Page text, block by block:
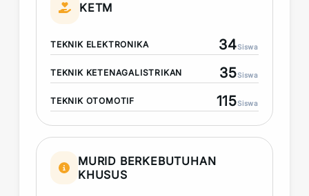
KETM
TEKNIK ELEKTRONIKA 34Siswa
TEKNIK KETENAGALISTRIKAN 35Siswa
TEKNIK OTOMOTIF 115Siswa
MURID BERKEBUTUHAN
KHUSUS